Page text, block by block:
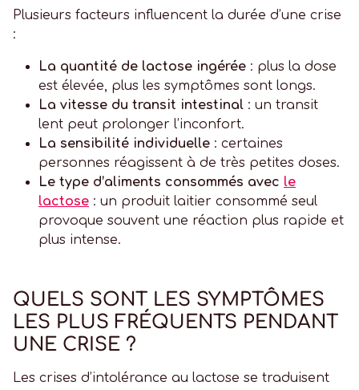
Plusieurs facteurs influencent la durée d’une crise
:
La quantité de lactose ingérée : plus la dose
est élevée, plus les symptômes sont longs.
La vitesse du transit intestinal : un transit
lent peut prolonger l’inconfort.
La sensibilité individuelle : certaines
personnes réagissent à de très petites doses.
Le type d’aliments consommés avec le
lactose : un produit laitier consommé seul
provoque souvent une réaction plus rapide et
plus intense.
QUELS SONT LES SYMPTÔMES
LES PLUS FRÉQUENTS PENDANT
UNE CRISE ?
Les crises d’intolérance au lactose se traduisent